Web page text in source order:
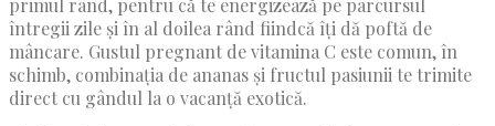
primul rând, pentru că te energizează pe parcursul
întregii zile și în al doilea rând fiindcă îți dă poftă de
mâncare. Gustul pregnant de vitamina C este comun, în
schimb, combinația de ananas și fructul pasiunii te trimite
direct cu gândul la o vacanță exotică.